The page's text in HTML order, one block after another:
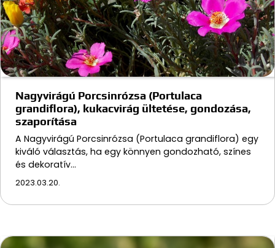
Nagyvirágú Porcsinrózsa (Portulaca
grandiflora), kukacvirág ültetése, gondozása,
szaporítása
A Nagyvirágú Porcsinrózsa (Portulaca grandiflora) egy
kiváló választás, ha egy könnyen gondozható, színes
és dekoratív…
2023.03.20.